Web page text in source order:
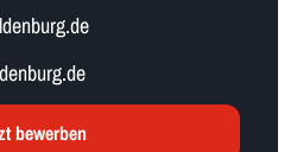
bewerben